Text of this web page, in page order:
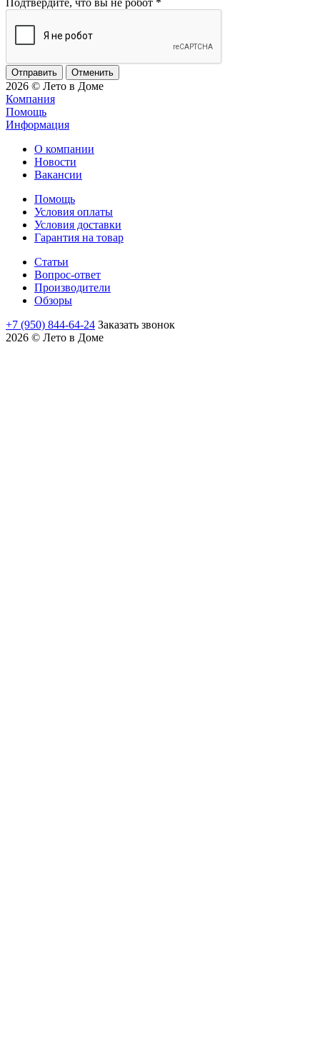
Подтвердите, что вы не робот *
Отменить
2026 © Лето в Доме
Компания
Помощь
Информация
О компании
Новости
Вакансии
Помощь
Условия оплаты
Условия доставки
Гарантия на товар
Статьи
Вопрос-ответ
Производители
Обзоры
+7 (950) 844-64-24 Заказать звонок
2026 © Лето в Доме